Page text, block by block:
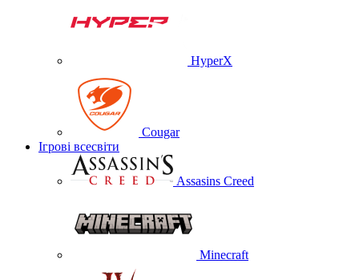
HyperX
Cougar
Ігрові всесвіти
Assasins Creed
Minecraft